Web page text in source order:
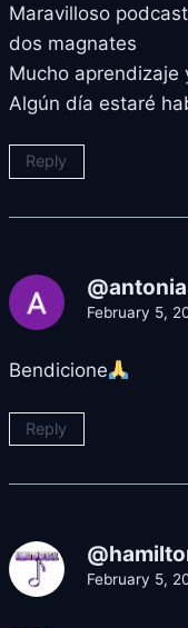
Maravilloso
dos magnates
Mucho aprendizaje
Algún día estaré
Reply
February 5,
Bendicione
Reply
February 5,